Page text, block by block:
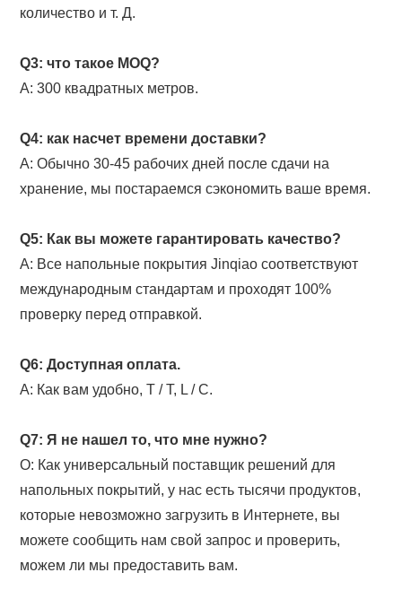
количество и т. Д.
Q3: что такое MOQ?
A: 300 квадратных метров.
Q4: как насчет времени доставки?
A: Обычно 30-45 рабочих дней после сдачи на
хранение, мы постараемся сэкономить ваше время.
Q5: Как вы можете гарантировать качество?
A: Все напольные покрытия Jinqiao соответствуют
международным стандартам и проходят 100%
проверку перед отправкой.
Q6: Доступная оплата.
A: Как вам удобно, T / T, L / C.
Q7: Я не нашел то, что мне нужно?
О: Как универсальный поставщик решений для
напольных покрытий, у нас есть тысячи продуктов,
которые невозможно загрузить в Интернете, вы
можете сообщить нам свой запрос и проверить,
можем ли мы предоставить вам.